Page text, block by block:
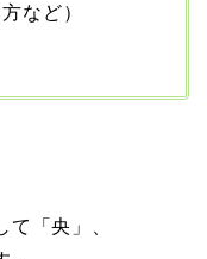
など）
「央」、